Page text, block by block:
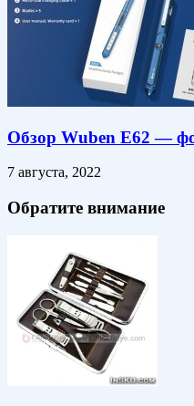
Обзор Wuben E62 —
7 августа, 2022
Обратите внимание